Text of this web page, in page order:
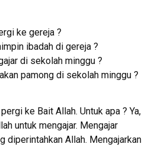
ke gereja ?
ibadah di gereja ?
di sekolah minggu ?
pamong di sekolah minggu ?
ke Bait Allah. Untuk apa ? Ya,
untuk mengajar. Mengajar
diperintahkan Allah. Mengajarkan